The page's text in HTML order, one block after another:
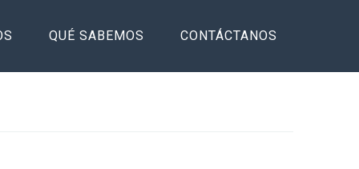
QUÉ SABEMOS CONTÁCTANOS